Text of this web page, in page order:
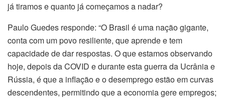
já tiramos e quanto já começamos a nadar?
Paulo Guedes responde: “O Brasil é uma nação gigante,
conta com um povo resiliente, que aprende e tem
capacidade de dar respostas. O que estamos observando
hoje, depois da COVID e durante esta guerra da Ucrânia e
Rússia, é que a inflação e o desemprego estão em curvas
descendentes, permitindo que a economia gere empregos;